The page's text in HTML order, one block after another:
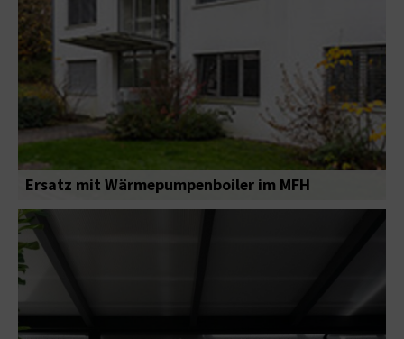
Ersatz mit Wärmepumpenboiler im MFH